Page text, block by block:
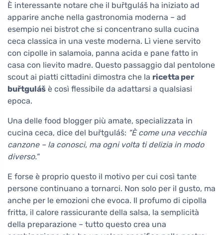
È interessante notare che il buřtguláš ha iniziato ad
apparire anche nella gastronomia moderna – ad
esempio nei bistrot che si concentrano sulla cucina
ceca classica in una veste moderna. Lì viene servito
con cipolle in salamoia, panna acida e pane fatto in
casa con lievito madre. Questo passaggio dal pentolone
scout ai piatti cittadini dimostra che la ricetta per
buřtguláš è così flessibile da adattarsi a qualsiasi
epoca.
Una delle food blogger più amate, specializzata in
cucina ceca, dice del buřtguláš: "È come una vecchia
canzone – la conosci, ma ogni volta ti delizia in modo
diverso."
E forse è proprio questo il motivo per cui così tante
persone continuano a tornarci. Non solo per il gusto, ma
anche per le emozioni che evoca. Il profumo di cipolla
fritta, il calore rassicurante della salsa, la semplicità
della preparazione – tutto questo crea una